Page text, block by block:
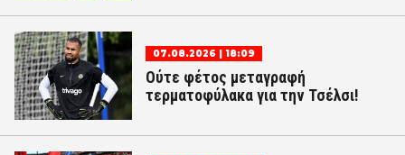
07.08.2026 | 18:09
Ούτε φέτος μεταγραφή
τερματοφύλακα για την Τσέλσι!